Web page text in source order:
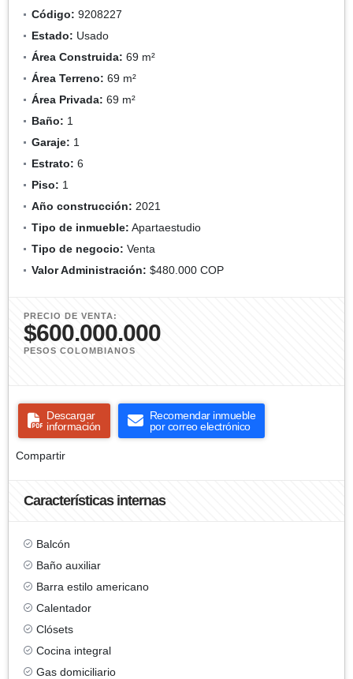
Código: 9208227
Estado: Usado
Área Construida: 69 m²
Área Terreno: 69 m²
Área Privada: 69 m²
Baño: 1
Garaje: 1
Estrato: 6
Piso: 1
Año construcción: 2021
Tipo de inmueble: Apartaestudio
Tipo de negocio: Venta
Valor Administración: $480.000 COP
PRECIO DE VENTA:
$600.000.000
PESOS COLOMBIANOS
Descargar
información
Recomendar inmueble
por correo electrónico
Compartir
Características internas
Balcón
Baño auxiliar
Barra estilo americano
Calentador
Clósets
Cocina integral
Gas domiciliario